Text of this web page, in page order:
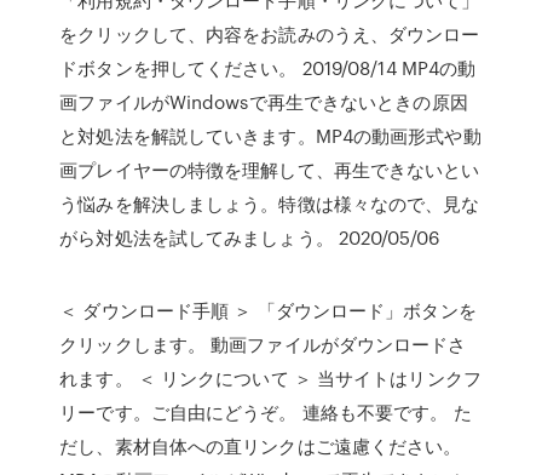
をクリックして、内容をお読みのうえ、ダウンロー
ドボタンを押してください。 2019/08/14 MP4の動
画ファイルがWindowsで再生できないときの原因
と対処法を解説していきます。MP4の動画形式や動
画プレイヤーの特徴を理解して、再生できないとい
う悩みを解決しましょう。特徴は様々なので、見な
がら対処法を試してみましょう。 2020/05/06
＜ ダウンロード手順 ＞ 「ダウンロード」ボタンを
クリックします。 動画ファイルがダウンロードさ
れます。 ＜ リンクについて ＞ 当サイトはリンクフ
リーです。ご自由にどうぞ。 連絡も不要です。 た
だし、素材自体への直リンクはご遠慮ください。